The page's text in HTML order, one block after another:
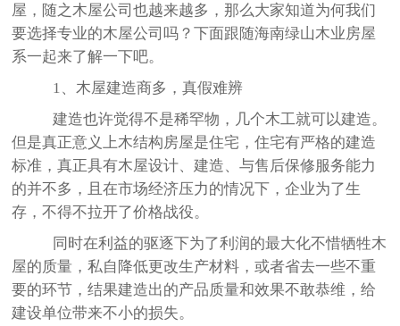
屋，随之木屋公司也越来越多，那么大家知道为何我们
要选择专业的木屋公司吗？下面跟随海南绿山木业房屋
系一起来了解一下吧。
1、木屋建造商多，真假难辨
建造也许觉得不是稀罕物，几个木工就可以建造。
但是真正意义上木结构房屋是住宅，住宅有严格的建造
标准，真正具有木屋设计、建造、与售后保修服务能力
的并不多，且在市场经济压力的情况下，企业为了生
存，不得不拉开了价格战役。
同时在利益的驱逐下为了利润的最大化不惜牺牲木
屋的质量，私自降低更改生产材料，或者省去一些不重
要的环节，结果建造出的产品质量和效果不敢恭维，给
建设单位带来不小的损失。